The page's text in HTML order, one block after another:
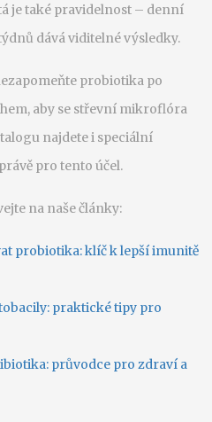
je také pravidelnost – denní
dává viditelné výsledky.
probiotika po
aby se střevní mikroflóra
najdete i speciální
pro tento účel.
na naše články:
probiotika: klíč k lepší imunitě
praktické tipy pro
průvodce pro zdraví a